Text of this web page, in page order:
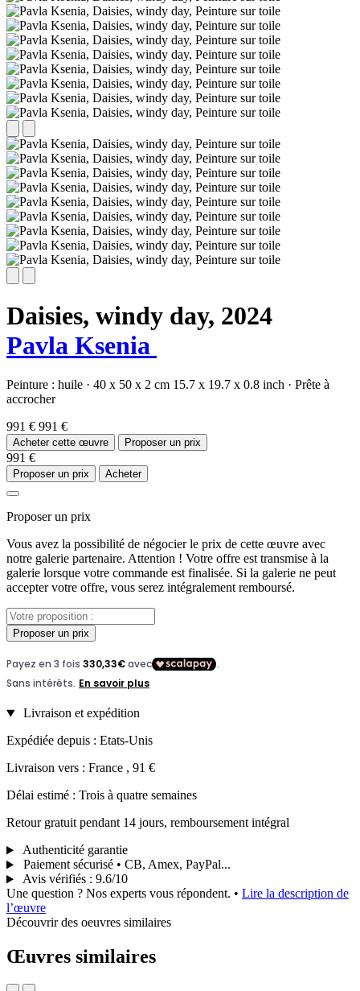
Daisies, windy day, 2024
Pavla Ksenia
Peinture : huile · 40 x 50 x 2 cm 15.7 x 19.7 x 0.8 inch · Prête à
accrocher
991 € 991 €
Acheter cette œuvre Proposer un prix
991 €
Proposer un prix Acheter
Proposer un prix
Vous avez la possibilité de négocier le prix de cette œuvre avec
notre galerie partenaire. Attention ! Votre offre est transmise à la
galerie lorsque votre commande est finalisée. Si la galerie ne peut
accepter votre offre, vous serez intégralement remboursé.
Proposer un prix
Livraison et expédition
Expédiée depuis : Etats-Unis
Livraison vers : France , 91 €
Délai estimé : Trois à quatre semaines
Retour gratuit pendant 14 jours, remboursement intégral
Authenticité garantie
Paiement sécurisé • CB, Amex, PayPal...
Avis vérifiés : 9.6/10
Une question ? Nos experts vous répondent. • Lire la description de
l’œuvre
Découvrir des oeuvres similaires
Œuvres similaires